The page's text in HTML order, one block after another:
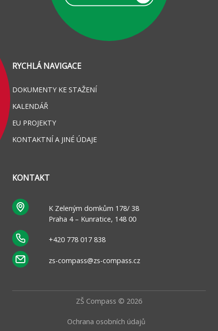
RYCHLÁ NAVIGACE
DOKUMENTY KE STAŽENÍ
KALENDÁŘ
EU PROJEKTY
KONTAKTNÍ A JINÉ ÚDAJE
KONTAKT
K Zeleným domkům 178/ 38
Praha 4 – Kunratice, 148 00
+420 778 017 838
zs-compass@zs-compass.cz
ZŠ Compass © 2026
Ochrana osobních údajů